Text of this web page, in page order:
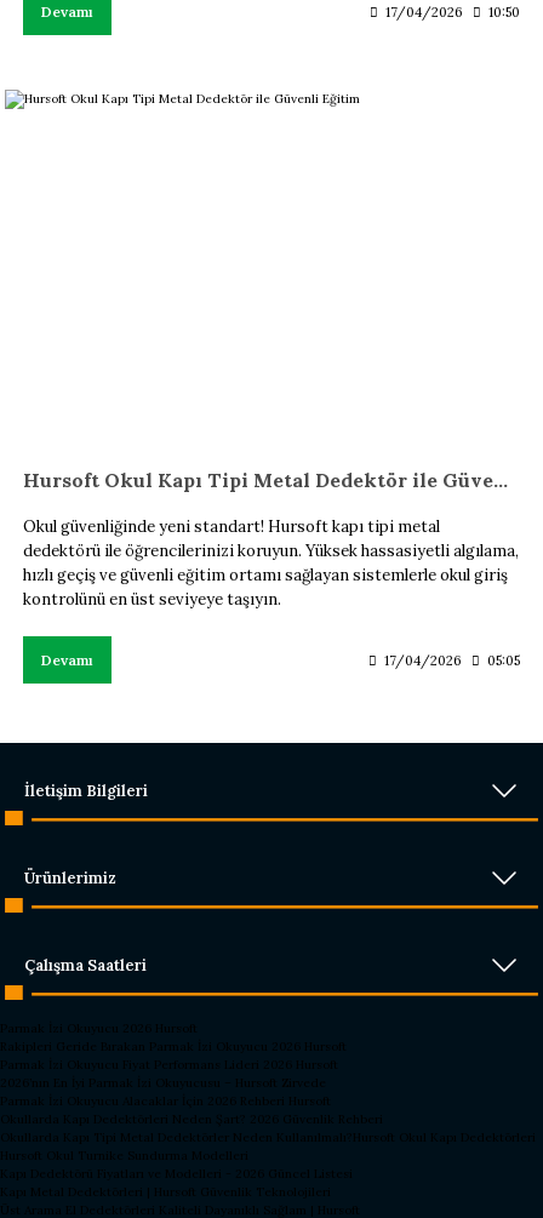
Devamı 17/04/2026 10:50
Hursoft Okul Kapı Tipi Metal Dedektör ile Güvenli Eğitim
Okul güvenliğinde yeni standart! Hursoft kapı tipi metal
dedektörü ile öğrencilerinizi koruyun. Yüksek hassasiyetli algılama,
hızlı geçiş ve güvenli eğitim ortamı sağlayan sistemlerle okul giriş
kontrolünü en üst seviyeye taşıyın.
Devamı 17/04/2026 05:05
İletişim Bilgileri
Ürünlerimiz
Çalışma Saatleri
Parmak İzi Okuyucu 2026 Hursoft
Rakipleri Geride Bırakan Parmak İzi Okuyucu 2026 Hursoft
Parmak İzi Okuyucu Fiyat Performans Lideri 2026 Hursoft
2026’nın En İyi Parmak İzi Okuyucusu – Hursoft Zirvede
Parmak İzi Okuyucu Alacaklar İçin 2026 Rehberi Hursoft
Okullarda Kapı Dedektörleri Neden Şart? 2026 Güvenlik Rehberi
Okullarda Kapı Tipi Metal Dedektörler Neden Kullanılmalı?Hursoft Okul Kapı Dedektörleri
Hursoft Okul Turnike Sundurma Modelleri
Kapı Dedektörü Fiyatları ve Modelleri - 2026 Güncel Listesi
Kapı Metal Dedektörleri | Hursoft Güvenlik Teknolojileri
Üst Arama El Dedektörleri Kaliteli Dayanıklı Sağlam | Hursoft